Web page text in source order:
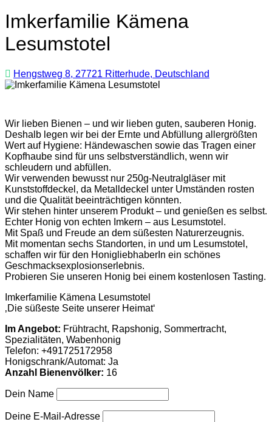
Imkerfamilie Kämena
Lesumstotel
Hengstweg 8, 27721 Ritterhude, Deutschland
Wir lieben Bienen – und wir lieben guten, sauberen Honig.
Deshalb legen wir bei der Ernte und Abfüllung allergrößten
Wert auf Hygiene: Händewaschen sowie das Tragen einer
Kopfhaube sind für uns selbstverständlich, wenn wir
schleudern und abfüllen.
Wir verwenden bewusst nur 250g-Neutralgläser mit
Kunststoffdeckel, da Metalldeckel unter Umständen rosten
und die Qualität beeinträchtigen könnten.
Wir stehen hinter unserem Produkt – und genießen es selbst.
Echter Honig von echten Imkern – aus Lesumstotel.
Mit Spaß und Freude an dem süßesten Naturerzeugnis.
Mit momentan sechs Standorten, in und um Lesumstotel,
schaffen wir für den HonigliebhaberIn ein schönes
Geschmacksexplosionserlebnis.
Probieren Sie unseren Honig bei einem kostenlosen Tasting.
Imkerfamilie Kämena Lesumstotel
‚Die süßeste Seite unserer Heimat‘
Im Angebot: Frühtracht, Rapshonig, Sommertracht,
Spezialitäten, Wabenhonig
Telefon: +491725172958
Honigschrank/Automat: Ja
Anzahl Bienenvölker: 16
Dein Name
Deine E-Mail-Adresse